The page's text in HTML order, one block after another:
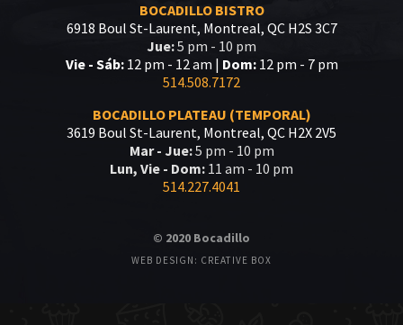
BOCADILLO BISTRO
6918 Boul St-Laurent, Montreal, QC H2S 3C7
Jue:5 pm - 10 pm
Vie - Sáb:12 pm - 12 am | Dom:12 pm - 7 pm
514.508.7172
BOCADILLO PLATEAU (TEMPORAL)
3619 Boul St-Laurent, Montreal, QC H2X 2V5
Mar - Jue:5 pm - 10 pm
Lun, Vie - Dom: 11 am - 10 pm
514.227.4041
© 2020 Bocadillo
WEB DESIGN: CREATIVE BOX